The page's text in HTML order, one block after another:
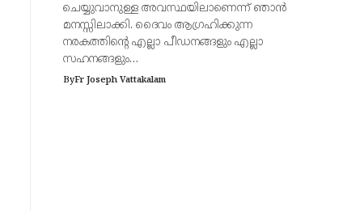
ചെയ്യുവാനുള്ള അവസ്ഥയിലാണെന്ന് ഞാൻ
മനസ്സിലാക്കി. ദൈവം ആഗ്രഹിക്കുന്ന
നരകത്തിന്റെ എല്ലാ പീഡനങ്ങളും എല്ലാ
സഹനങ്ങളും…
ByFr Joseph Vattakalam